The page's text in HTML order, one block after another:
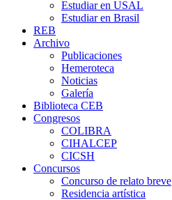
Estudiar en USAL
Estudiar en Brasil
REB
Archivo
Publicaciones
Hemeroteca
Noticias
Galería
Biblioteca CEB
Congresos
COLIBRA
CIHALCEP
CICSH
Concursos
Concurso de relato breve
Residencia artística